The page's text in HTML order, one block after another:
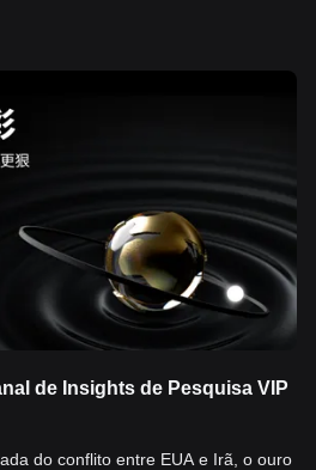
- Futuros de índices acionários:
(JPY), NAS100, entre outros. O
da importação de energia, com 70-
passando pelo Estreito de
do Estreito de Ormuz, aliado ao alto
recessão econômica. - Ativos
do mercado e de ETF, o preço do
ao dólar, sendo que os
entradas líquidas. Os usuários
através das seções Bitget Tradfi
de Insights de Pesquisa VIP
do conflito entre EUA e Irã, o ouro